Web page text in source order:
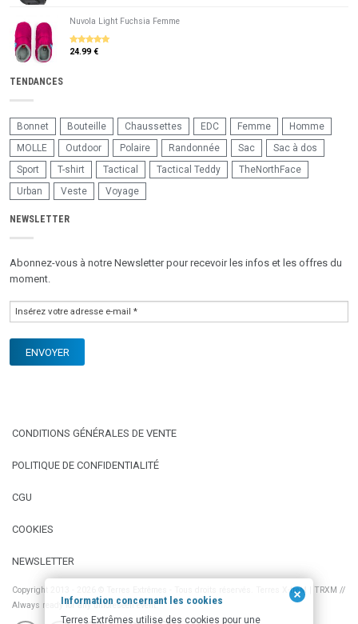
Nuvola Light Fuchsia Femme
5sur 5
24.99 €
TENDANCES
Bonnet Bouteille Chaussettes EDC Femme
Homme
MOLLE
Outdoor Polaire Randonnée Sac
Sac à dos
Sport
T-shirt Tactical Tactical Teddy
TheNorthFace
Urban
Veste Voyage
NEWSLETTER
Abonnez-vous à notre Newsletter pour recevoir les infos et les offres du
moment.
CONDITIONS GÉNÉRALES DE VENTE
POLITIQUE DE CONFIDENTIALITÉ
CGU
COOKIES
NEWSLETTER
Copyright 2013 - 2026 © Terres Extrêmes - Tous droits réservés. Terres X-treM | TRXM //
Always ready for any unforeseen event.
Information concernant les cookies
Terres Extrêmes utilise des cookies pour une